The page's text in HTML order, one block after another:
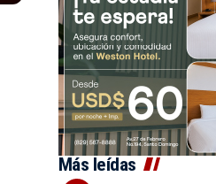
Más leídas